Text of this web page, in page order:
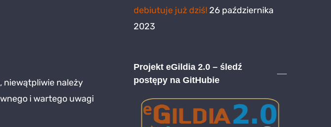
niewątpliwie należy
i wartego uwagi
debiutuje już dziś! 26 października
2023
Projekt eGildia 2.0 – śledź
postępy na GitHubie